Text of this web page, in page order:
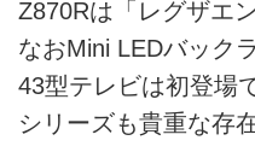
Z870Rは「レグザエ
なおMini LEDバック
43型テレビは初登場
シリーズも貴重な存